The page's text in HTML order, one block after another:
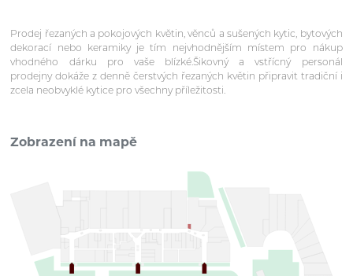
Prodej řezaných a pokojových květin, věnců a sušených kytic, bytových
dekorací nebo keramiky je tím nejvhodnějším místem pro nákup
vhodného dárku pro vaše blízké.Šikovný a vstřícný personál
prodejny dokáže z denně čerstvých řezaných květin připravit tradiční i
zcela neobvyklé kytice pro všechny příležitosti.
Zobrazení na mapě